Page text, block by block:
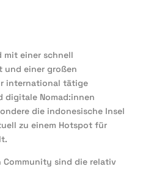
mit einer schnell
und einer großen
international tätige
digitale Nomad:innen
die indonesische Insel
zu einem Hotspot für
Community sind die relativ